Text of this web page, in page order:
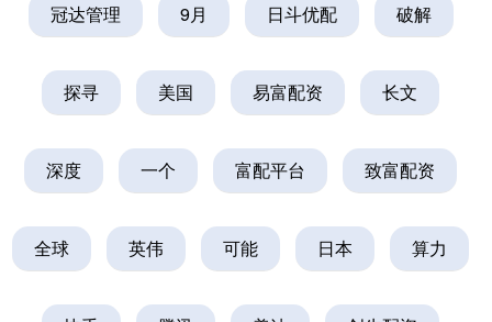
冠达管理 9月 日斗优配 破解
探寻 美国 易富配资 长文
深度 一个 富配平台 致富配资
全球 英伟 可能 日本 算力